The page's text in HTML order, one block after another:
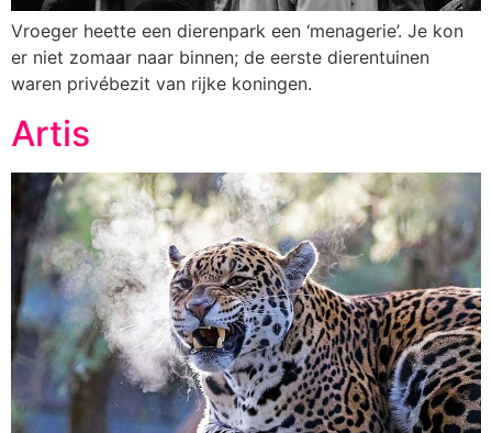
Vroeger heette een dierenpark een ‘menagerie’. Je kon
er niet zomaar naar binnen; de eerste dierentuinen
waren privébezit van rijke koningen.
Artis